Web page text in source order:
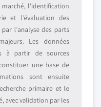
l'identification
et l'évaluation des
l'analyse des parts
Les données
à partir de sources
une base de
sont ensuite
primaire et le
avec validation par les